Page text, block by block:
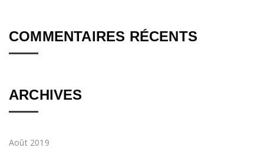
COMMENTAIRES RÉCENTS
ARCHIVES
Août 2019